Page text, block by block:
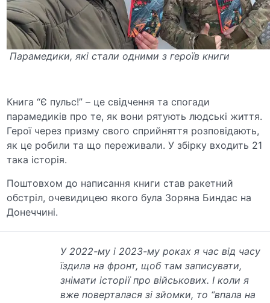
Парамедики, які стали одними з героїв книги
Книга “Є пульс!” – це свідчення та спогади
парамедиків про те, як вони рятують людські життя.
Герої через призму свого сприйняття розповідають,
як це робили та що переживали. У збірку входить 21
така історія.
Поштовхом до написання книги став ракетний
обстріл, очевидицею якого була Зоряна Биндас на
Донеччині.
У 2022-му і 2023-му роках я час від часу
їздила на фронт, щоб там записувати,
знімати історії про військових. І коли я
вже поверталася зі зйомки, то “впала на